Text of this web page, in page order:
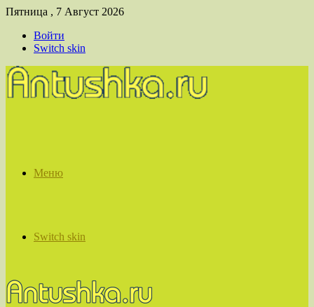
Пятница , 7 Август 2026
Войти
Switch skin
Меню
Switch skin